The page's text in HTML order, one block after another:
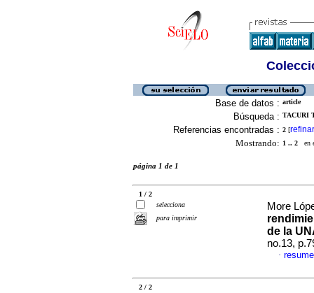
Base de datos : article
Búsqueda : TACURI
Referencias encontradas : 2 [refinar
Mostrando: 1 .. 2 en
página 1 de 1
1 / 2
selecciona
para imprimir
More
de la
no.13,
·
2 / 2